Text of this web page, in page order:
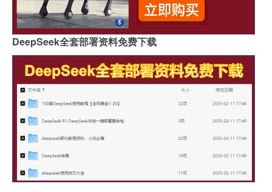
DeepSeek全套部署资料免费下载